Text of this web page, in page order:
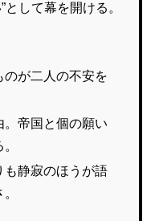
して幕を開ける。
のが二人の不安を
。帝国と個の願い
も静寂のほうが語